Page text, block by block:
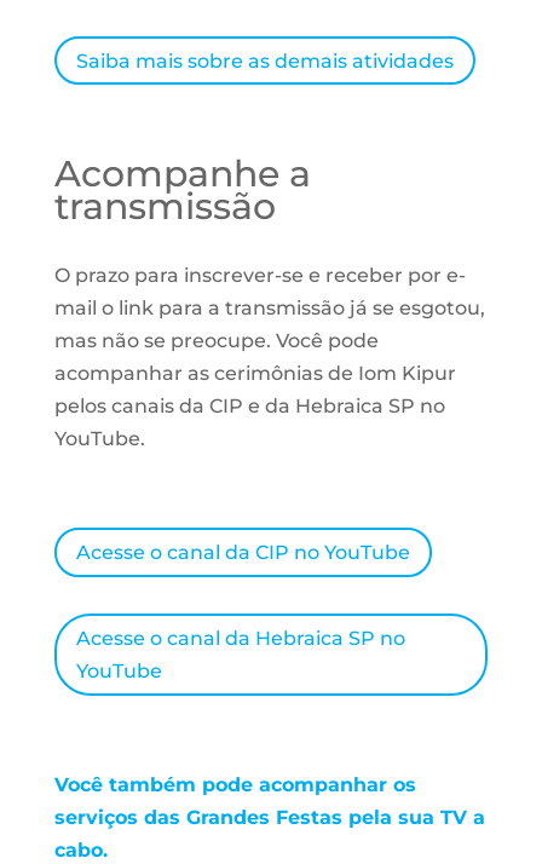
Saiba mais sobre as demais atividades
Acompanhe a
transmissão
O prazo para inscrever-se e receber por e-
mail o link para a transmissão já se esgotou,
mas não se preocupe. Você pode
acompanhar as cerimônias de Iom Kipur
pelos canais da CIP e da Hebraica SP no
YouTube.
Acesse o canal da CIP no YouTube
Acesse o canal da Hebraica SP no
YouTube
Você também pode acompanhar os
serviços das Grandes Festas pela sua TV a
cabo.